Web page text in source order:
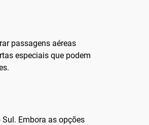
passagens aéreas
especiais que podem
Embora as opções